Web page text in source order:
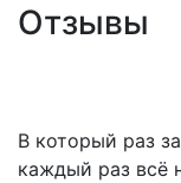
Отзывы
В который раз
каждый раз всё